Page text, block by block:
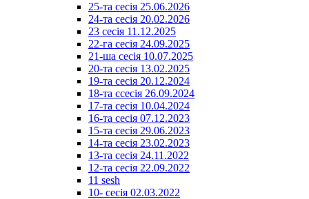
25-та сесія 25.06.2026
24-та сесія 20.02.2026
23 сесія 11.12.2025
22-га сесія 24.09.2025
21-ша сесія 10.07.2025
20-та сесія 13.02.2025
19-та сесія 20.12.2024
18-та ссесія 26.09.2024
17-та сесія 10.04.2024
16-та сесія 07.12.2023
15-та сесія 29.06.2023
14-та сесія 23.02.2023
13-та сесія 24.11.2022
12-та сесія 22.09.2022
11 sesh
10- сесія 02.03.2022